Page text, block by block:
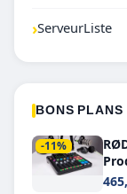
›ServeurListe
BONS PLANS
-11%